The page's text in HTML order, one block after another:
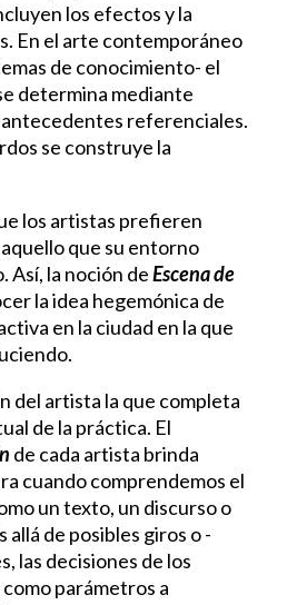
los efectos y la
En el arte contemporáneo
de conocimiento- el
determina mediante
referenciales.
se construye la
los artistas prefieren
que su entorno
Así, la noción deEscena de
la idea hegemónica de
en la ciudad en la que
del artista la que completa
de la práctica. El
de cada artista brinda
cuando comprendemos el
un texto, un discurso o
de posibles giros o -
las decisiones de los
parámetros a